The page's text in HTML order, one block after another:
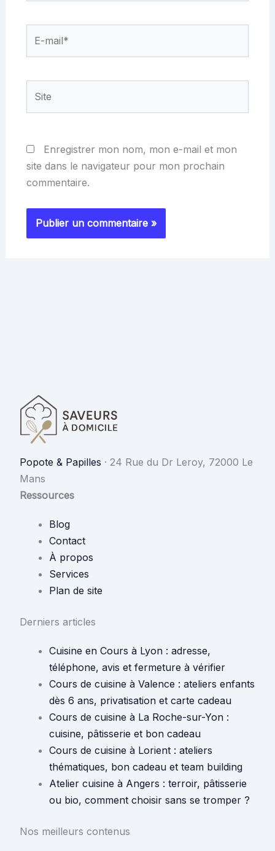
mail*
Enregistrer mon nom, mon e-mail et mon
site dans le navigateur pour mon prochain
commentaire.
Popote & Papilles · 24 Rue du Dr Leroy, 72000 Le
Mans
Ressources
Blog
Contact
À propos
Services
Plan de site
Derniers articles
Cuisine en Cours à Lyon : adresse,
téléphone, avis et fermeture à vérifier
Cours de cuisine à Valence : ateliers enfants
dès 6 ans, privatisation et carte cadeau
Cours de cuisine à La Roche-sur-Yon :
cuisine, pâtisserie et bon cadeau
Cours de cuisine à Lorient : ateliers
thématiques, bon cadeau et team building
Atelier cuisine à Angers : terroir, pâtisserie
ou bio, comment choisir sans se tromper ?
Nos meilleurs contenus